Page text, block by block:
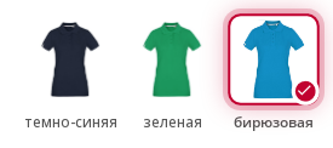
темно-синяя зеленая бирюзовая